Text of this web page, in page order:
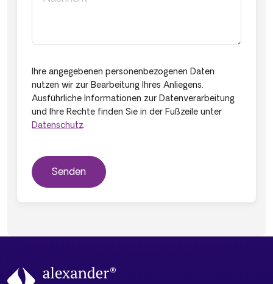
Ihre angegebenen personenbezogenen Daten
nutzen wir zur Bearbeitung Ihres Anliegens.
Ausführliche Informationen zur Datenverarbeitung
und Ihre Rechte finden Sie in der Fußzeile unter
Datenschutz